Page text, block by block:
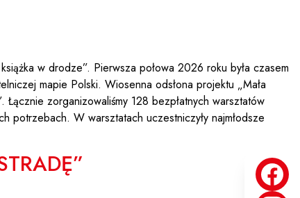
w drodze”. Pierwsza połowa 2026 roku była czasem
mapie Polski. Wiosenna odsłona projektu „Mała
zorganizowaliśmy 128 bezpłatnych warsztatów
potrzebach. W warsztatach uczestniczyły najmłodsze